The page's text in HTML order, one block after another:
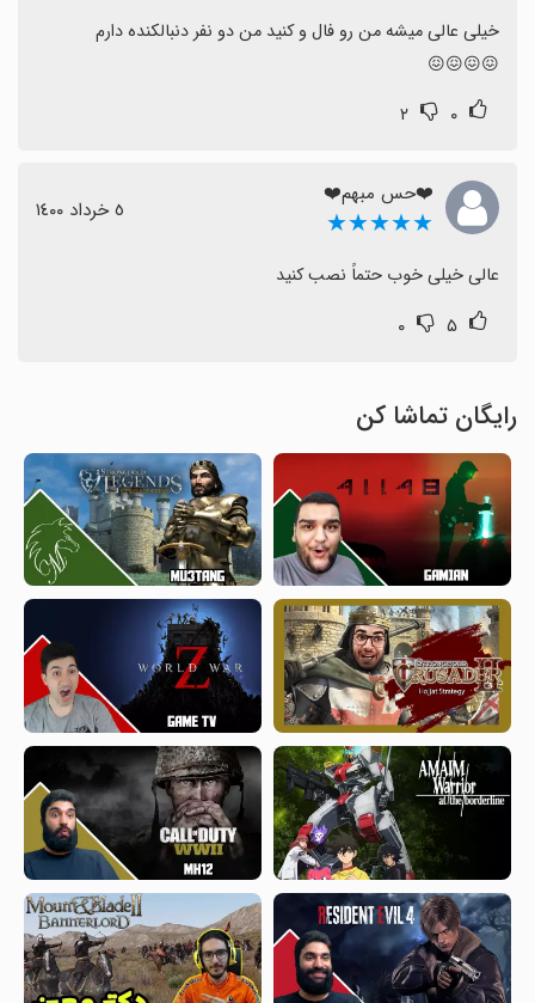
😖😖😖😖
۰ ۲
❤️حس مبهم❤️
★★★★★ ٥ خرداد ١٤٠٠
عالی خیلی خوب حتماً نصب کنید
۵ ۰
رایگان تماشا کن